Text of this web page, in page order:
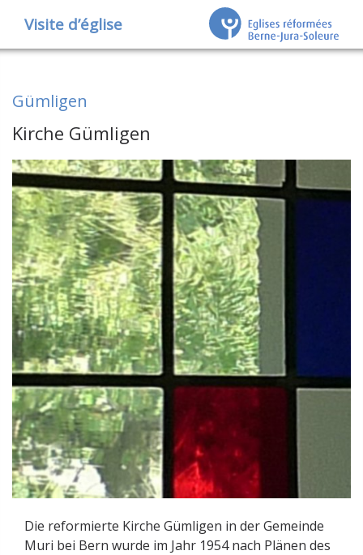
Visite d’église
Gümligen
Kirche Gümligen
Die reformierte Kirche Gümligen in der Gemeinde
Muri bei Bern wurde im Jahr 1954 nach Plänen des